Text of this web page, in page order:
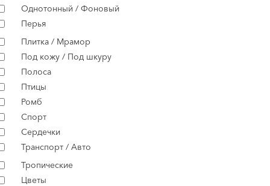
Однотонный / Фоновый
Перья
Плитка / Мрамор
Под кожу / Под шкуру
Полоса
Птицы
Ромб
Спорт
Сердечки
Транспорт / Авто
Тропические
Цветы